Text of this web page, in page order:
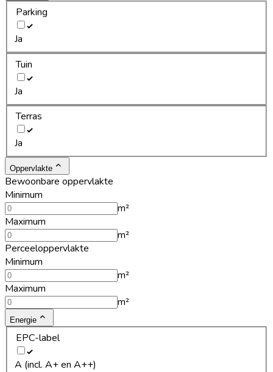
Parking
Ja
Tuin
Ja
Terras
Ja
Oppervlakte
Bewoonbare oppervlakte
Minimum
m²
Maximum
m²
Perceeloppervlakte
Minimum
m²
Maximum
m²
Energie
EPC-label
A (incl. A+ en A++)